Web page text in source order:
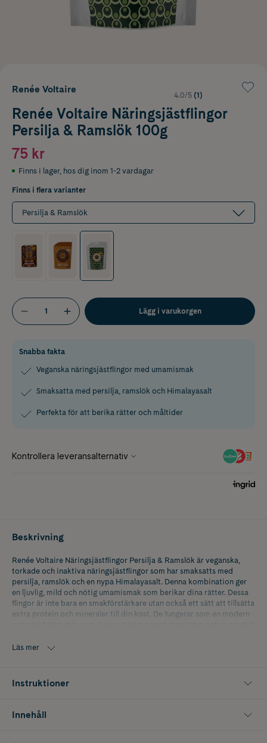
Renée Voltaire
4.0/5 (1)
Renée Voltaire Näringsjästflingor
Persilja & Ramslök 100g
75 kr
Finns i lager, hos dig inom 1-2 vardagar
Finns i flera varianter
Persilja & Ramslök
Lägg i varukorgen
Snabba fakta
Veganska näringsjästflingor med umamismak
Smaksatta med persilja, ramslök och Himalayasalt
Perfekta för att berika rätter och måltider
Beskrivning
Renée Voltaire Näringsjästflingor Persilja & Ramslök är veganska,
torkade och inaktiva näringsjästflingor som har smaksatts med
persilja, ramslök och en nypa Himalayasalt. Denna kombination ger
en ljuvlig, mild och nötig umamismak som berikar dina rätter. Dessa
flingor är inte bara en smakförstärkare utan också ett sätt att tillsätta
extra protein och mineraler till din kost. De fungerar som en modern
Läs mer
Instruktioner
Innehåll